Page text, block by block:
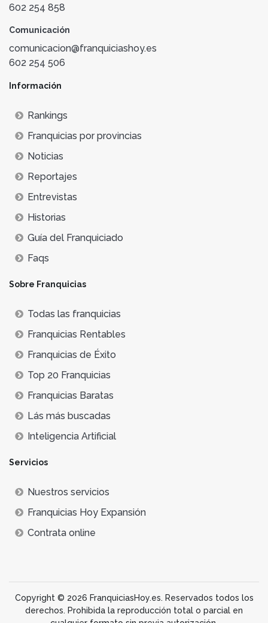
602 254 858
Comunicación
comunicacion@franquiciashoy.es
602 254 506
Información
Rankings
Franquicias por provincias
Noticias
Reportajes
Entrevistas
Historias
Guía del Franquiciado
Faqs
Sobre Franquicias
Todas las franquicias
Franquicias Rentables
Franquicias de Éxito
Top 20 Franquicias
Franquicias Baratas
Lás más buscadas
Inteligencia Artificial
Servicios
Nuestros servicios
Franquicias Hoy Expansión
Contrata online
Copyright © 2026 FranquiciasHoy.es. Reservados todos los
derechos. Prohibida la reproducción total o parcial en